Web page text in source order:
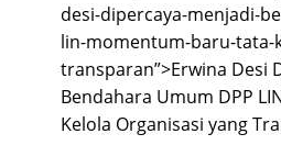
desi-dipercaya-menjadi-
lin-momentum-baru-tata-
transparan”>Erwina Desi
Bendahara Umum DPP
Kelola Organisasi yang